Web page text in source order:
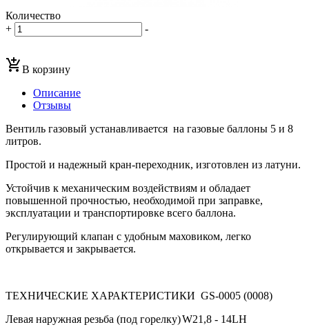
Количество
+
-
add_shopping_cartВ корзину
Описание
Отзывы
Вентиль газовый устанавливается на газовые баллоны 5 и 8
литров.
Простой и надежный кран-переходник, изготовлен из латуни.
Устойчив к механическим воздействиям и обладает
повышенной прочностью, необходимой при заправке,
эксплуатации и транспортировке всего баллона.
Регулирующий клапан с удобным маховиком, легко
открывается и закрывается.
ТЕХНИЧЕСКИЕ ХАРАКТЕРИСТИКИ GS-0005 (0008)
Левая наружная резьба (под горелку)W21,8 - 14LH